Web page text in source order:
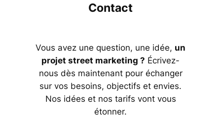
Contact
Vous avez une question, une idée, un
projet street marketing ? Écrivez-
nous dès maintenant pour échanger
sur vos besoins, objectifs et envies.
Nos idées et nos tarifs vont vous
étonner.